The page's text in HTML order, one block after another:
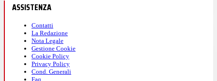
ASSISTENZA
Contatti
La Redazione
Nota Legale
Gestione Cookie
Cookie Policy
Privacy Policy
Cond. Generali
Faq